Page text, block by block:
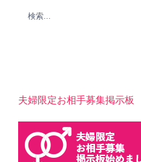
夫婦限定お相手募集掲示板